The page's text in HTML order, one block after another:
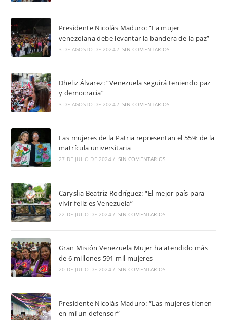
Presidente Nicolás Maduro: “La mujer
venezolana debe levantar la bandera de la paz”
3 DE AGOSTO DE 2024 / SIN COMENTARIOS
Dheliz Álvarez: “Venezuela seguirá teniendo paz
y democracia”
3 DE AGOSTO DE 2024 / SIN COMENTARIOS
Las mujeres de la Patria representan el 55% de la
matrícula universitaria
27 DE JULIO DE 2024 / SIN COMENTARIOS
Caryslia Beatriz Rodríguez: “El mejor país para
vivir feliz es Venezuela”
22 DE JULIO DE 2024 / SIN COMENTARIOS
Gran Misión Venezuela Mujer ha atendido más
de 6 millones 591 mil mujeres
20 DE JULIO DE 2024 / SIN COMENTARIOS
Presidente Nicolás Maduro: “Las mujeres tienen
en mí un defensor”